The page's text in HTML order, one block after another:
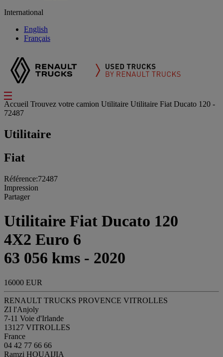
International
English
Français
Accueil Trouvez votre camion Utilitaire Utilitaire Fiat Ducato 120 -
72487
Utilitaire
Fiat
Référence:72487
Impression
Partager
Utilitaire Fiat Ducato 120
4X2 Euro 6
63 056 kms - 2020
16000 EUR
RENAULT TRUCKS PROVENCE VITROLLES
ZI l'Anjoly
7-11 Voie d'Irlande
13127 VITROLLES
France
04 42 77 66 66
Ramzi HOUAIJIA